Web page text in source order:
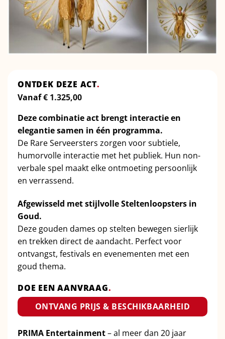
ONTDEK DEZE ACT.
Vanaf€ 1.325,00
Deze combinatie act brengt interactie en
elegantie samen in één programma.
De Rare Serveersters zorgen voor subtiele,
humorvolle interactie met het publiek. Hun non-
verbale spel maakt elke ontmoeting persoonlijk
en verrassend.
Afgewisseld met stijlvolle Steltenloopsters in
Goud.
Deze gouden dames op stelten bewegen sierlijk
en trekken direct de aandacht. Perfect voor
ontvangst, festivals en evenementen met een
goud thema.
DOE EEN AANVRAAG.
ONTVANG PRIJS & BESCHIKBAARHEID
PRIMA Entertainment– al meer dan 20 jaar